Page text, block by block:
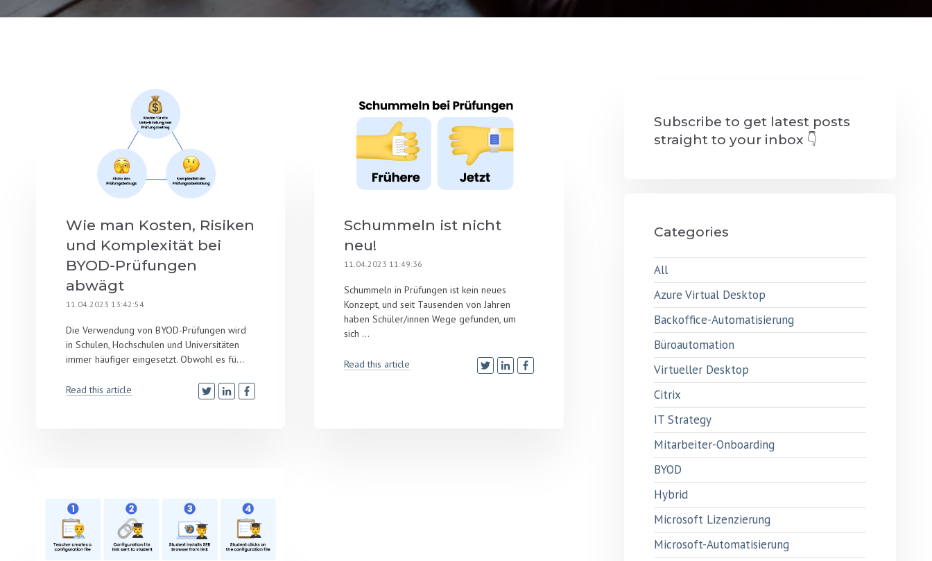
Wie man Kosten, Risiken
und Komplexität bei
BYOD-Prüfungen
abwägt
11.04.2023 13:42:54
Die Verwendung von BYOD-Prüfungen wird
in Schulen, Hochschulen und Universitäten
immer häufiger eingesetzt. Obwohl es fü...
Read this article
Schummeln ist nicht
neu!
11.04.2023 11:49:36
Schummeln in Prüfungen ist kein neues
Konzept, und seit Tausenden von Jahren
haben Schüler/innen Wege gefunden, um
sich ...
Read this article
Subscribe to get latest posts
straight to your inbox 👇
Categories
All
Azure Virtual Desktop
Backoffice-Automatisierung
Büroautomation
Virtueller Desktop
Citrix
IT Strategy
Mitarbeiter-Onboarding
BYOD
Hybrid
Microsoft Lizenzierung
Microsoft-Automatisierung